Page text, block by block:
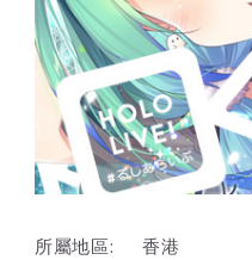
所屬地區:
香港